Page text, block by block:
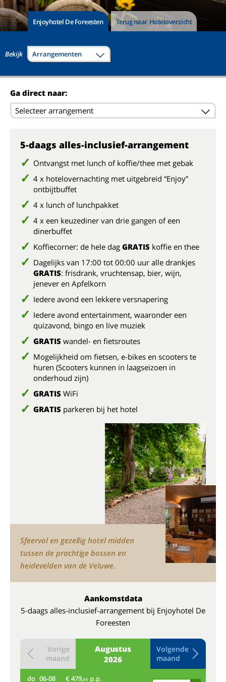
Enjoyhotel De Foreesten Terug naar Hoteloverzicht
Bekijk Arrangementen
Ga direct naar:
Selecteer arrangement
5-daags alles-inclusief-arrangement
Ontvangst met lunch of koffie/thee met gebak
4 x hotelovernachting met uitgebreid “Enjoy”
ontbijtbuffet
4 x lunch of lunchpakket
4 x een keuzediner van drie gangen of een
dinerbuffet
Koffiecorner: de hele dag GRATIS koffie en thee
Dagelijks van 17:00 tot 00:00 uur alle drankjes
GRATIS: frisdrank, vruchtensap, bier, wijn,
jenever en Apfelkorn
Iedere avond een lekkere versnapering
Iedere avond entertainment, waaronder een
quizavond, bingo en live muziek
GRATIS wandel- en fietsroutes
Mogelijkheid om fietsen, e-bikes en scooters te
huren (Scooters kunnen in laagseizoen in
onderhoud zijn)
GRATIS WiFi
GRATIS parkeren bij het hotel
Sfeervol en gezellig hotel midden
tussen de prachtige bossen en
heidevelden van de Veluwe.
Aankomstdata
5-daags alles-inclusief-arrangement bij Enjoyhotel De
Foreesten
Augustus
2026
Vorige
maand
Volgende
maand
do 06-08 € 479,95 p.p.